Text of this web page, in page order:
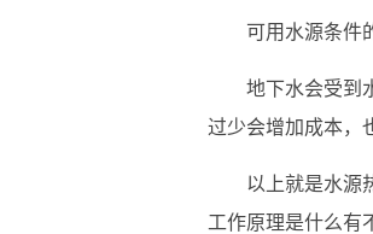
可用水源条件
地下水会受到
过少会增加成本，
以上就是水源
工作原理是什么有